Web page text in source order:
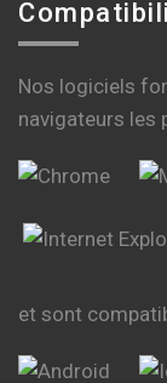
Nos logiciels
navigateurs les
et sont